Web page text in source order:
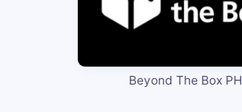
Beyond The Box PH